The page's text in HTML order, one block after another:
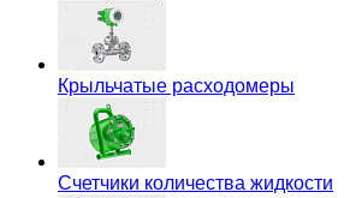
Крыльчатые расходомеры
Счетчики количества жидкости